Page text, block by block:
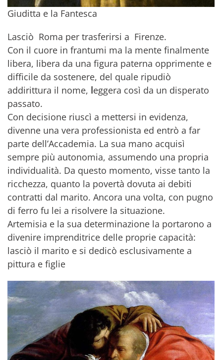
Giuditta e la Fantesca
Lasciò Roma per trasferirsi a Firenze.
Con il cuore in frantumi ma la mente finalmente
libera, libera da una figura paterna opprimente e
difficile da sostenere, del quale ripudiò
addirittura il nome, leggera così da un disperato
passato.
Con decisione riuscì a mettersi in evidenza,
divenne una vera professionista ed entrò a far
parte dell’Accademia. La sua mano acquisì
sempre più autonomia, assumendo una propria
individualità. Da questo momento, visse tanto la
ricchezza, quanto la povertà dovuta ai debiti
contratti dal marito. Ancora una volta, con pugno
di ferro fu lei a risolvere la situazione.
Artemisia e la sua determinazione la portarono a
divenire imprenditrice delle proprie capacità:
lasciò il marito e si dedicò esclusivamente a
pittura e figlie